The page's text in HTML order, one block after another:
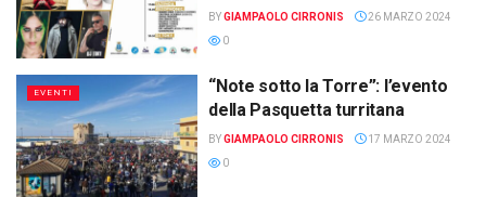
BYGIAMPAOLO CIRRONIS
26 MARZO 2024
0
EVENTI
“Note sotto la Torre”: l’evento
della Pasquetta turritana
BYGIAMPAOLO CIRRONIS
17 MARZO 2024
0